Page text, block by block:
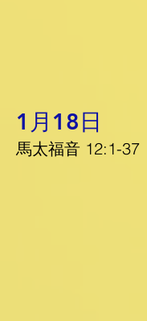
1月18日
馬太福音 12:1-37